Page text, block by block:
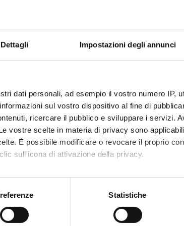
Dettagli Impostazioni degli annunci
dati personali, ad esempio il vostro numero IP,
sul vostro dispositivo al fine di
ricercare il pubblico e sviluppare i servizi.
vostre scelte in materia di privacy sono
È possibile modificare o revocare il proprio
sull'icona di attivazione della privacy.
geografica, con un'approssimazione di
Statistiche
I semestre
Docenti
Elisa
metodologie analitiche e sicurezza: Il corso ha
sulle specificità analitiche per lo studio dei
Mira infine a fornire le conoscenze per
gli alimenti, inalazione etc) e alla persistenza
per valutare la sicurezza di procedure e
il laboratorio si prefigge l’obiettivo di